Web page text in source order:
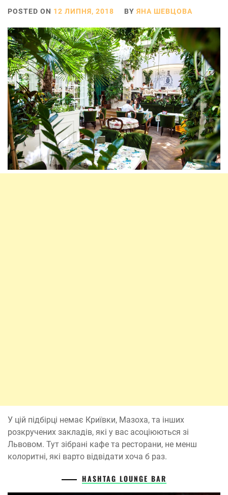
POSTED ON 12 ЛИПНЯ, 2018 BY ЯНА ШЕВЦОВА
У цій підбірці немає Криївки, Мазоха, та інших
розкручених закладів, які у вас асоціюються зі
Львовом. Тут зібрані кафе та ресторани, не менш
колоритні, які варто відвідати хоча б раз.
HASHTAG LOUNGE BAR